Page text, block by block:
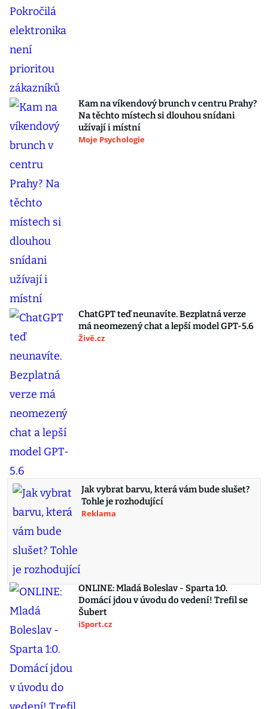
Kam na víkendový brunch v centru Prahy?
Na těchto místech si dlouhou snídani
užívají i místní
Moje Psychologie
ChatGPT teď neunavíte. Bezplatná verze
má neomezený chat a lepší model GPT-5.6
Živě.cz
Jak vybrat barvu, která vám bude slušet?
Tohle je rozhodující
Reklama
ONLINE: Mladá Boleslav - Sparta 1:0.
Domácí jdou v úvodu do vedení! Trefil se
Šubert
iSport.cz